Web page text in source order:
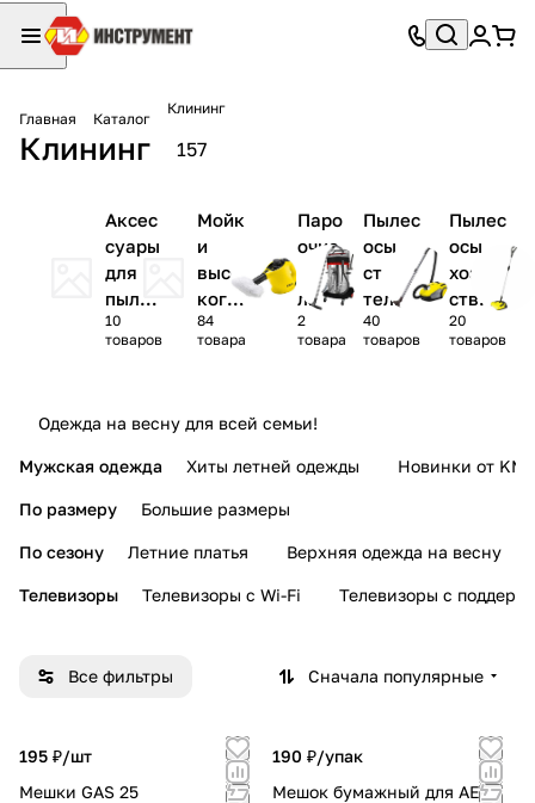
Главная Каталог
Клининг
Клининг 157
Аксес
суары
для
пылес
осов
10
товаров
Мойк
и
высо
кого
давл
ения
дки
84
товара
Паро
очис
тите
ли
2
товара
Пылес
осы
строи
тельн
ые
40
товаров
Пылес
осы
хозяй
ствен
ные
20
товаров
Одежда на весну для всей семьи!
Мужская одежда Хиты летней одежды Новинки от KMI
По размеру Большие размеры
По сезону Летние платья Верхняя одежда на весну
Телевизоры Телевизоры с Wi-Fi Телевизоры с
Все фильтры Сначала популярные
195 ₽/шт
Мешки GAS 25
190 ₽/упак
Мешок бумажный для AEG